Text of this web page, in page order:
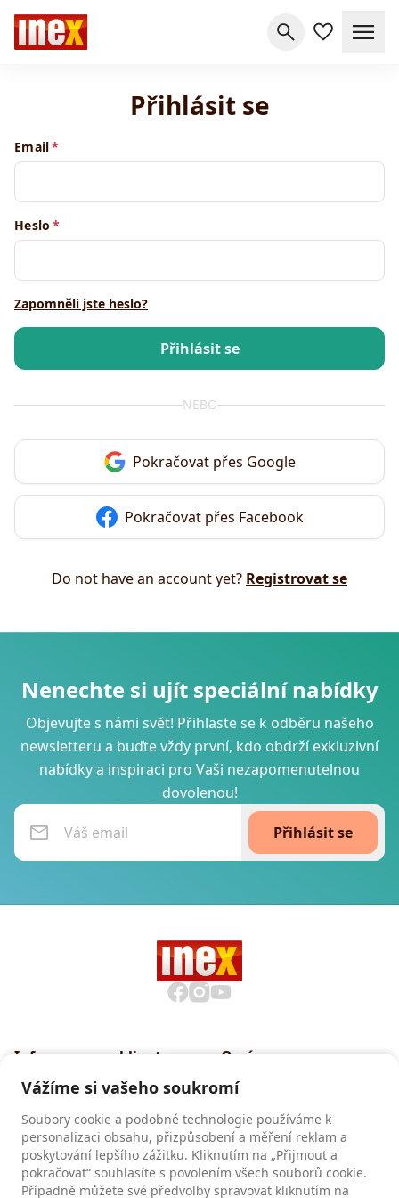
Přihlásit se
Email
Heslo
Zapomněli jste heslo?
Přihlásit se
NEBO
Pokračovat přes Google
Pokračovat přes Facebook
Do not have an account yet? Registrovat se
Nenechte si ujít speciální nabídky
Objevujte s námi svět! Přihlaste se k odběru našeho
newsletteru a buďte vždy první, kdo obdrží exkluzivní
nabídky a inspiraci pro Vaši nezapomenutelnou
dovolenou!
Přihlásit se
Informace pro klienty
podmínky CK INEX
Pojištění CK INEX
Zásady a informace o
zpracování osobních údajů
O nás
Vážíme si vašeho soukromí
Soubory cookie a podobné technologie používáme k
personalizaci obsahu, přizpůsobení a měření reklam a
poskytování lepšího zážitku. Kliknutím na „Přijmout a
pokračovat“ souhlasíte s povolením všech souborů cookie.
Případně můžete své předvolby spravovat kliknutím na